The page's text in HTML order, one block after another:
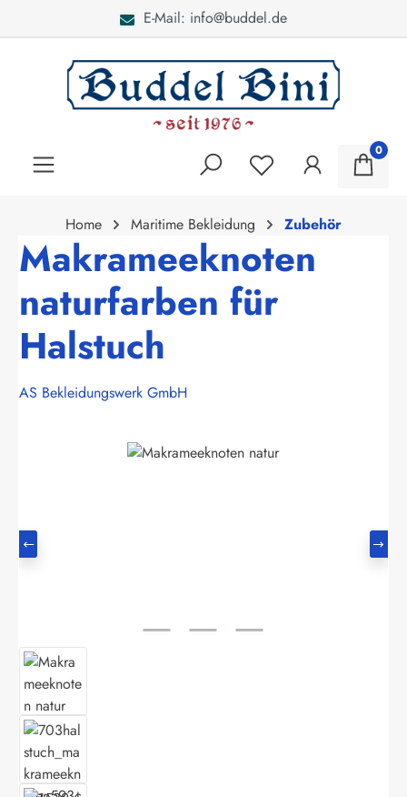
E-Mail: info@buddel.de
0
Home Maritime Bekleidung Zubehör
Makrameeknoten
naturfarben für
Halstuch
AS Bekleidungswerk GmbH
Bildergalerie überspringen